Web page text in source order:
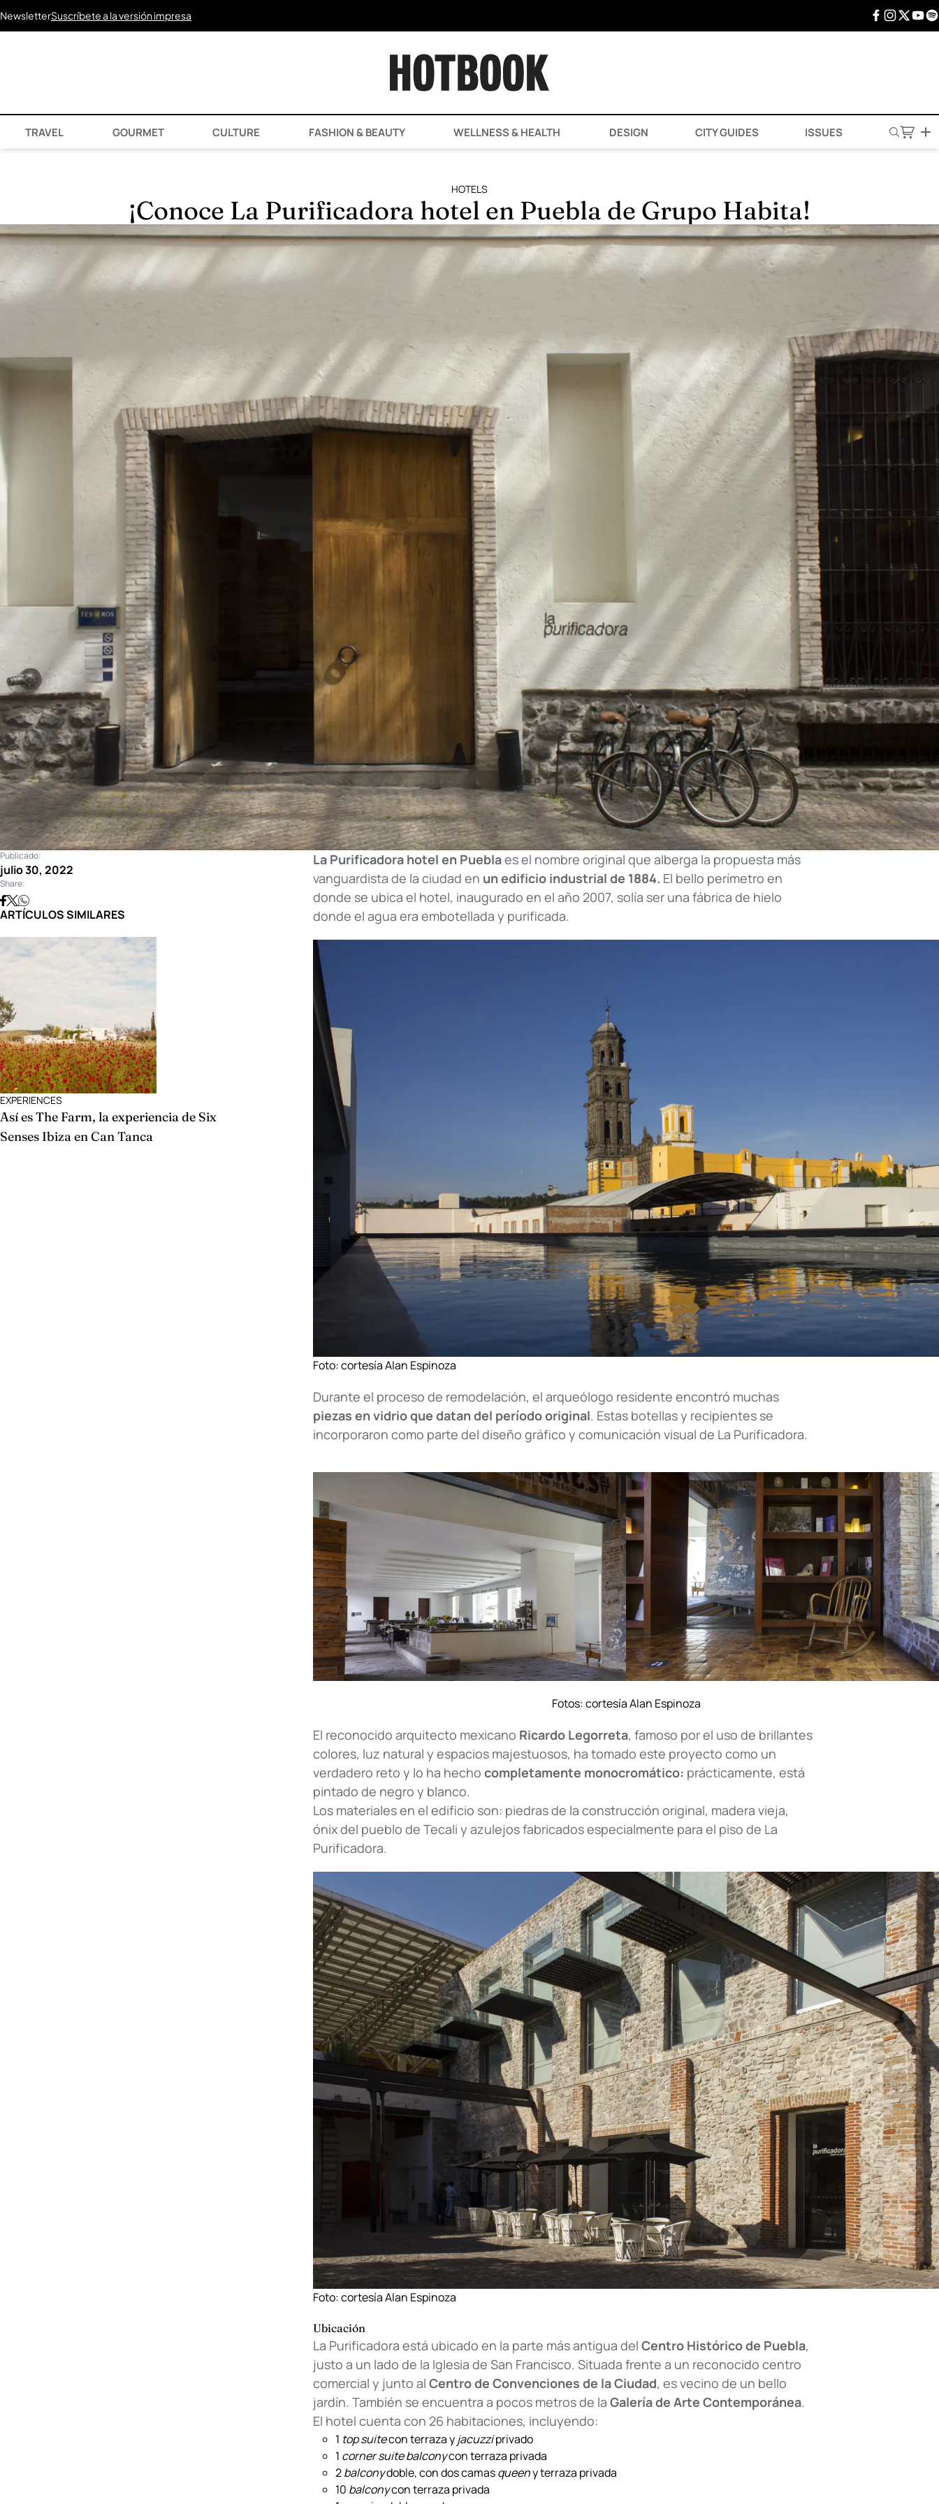
NewsletterSuscríbete a la versión impresa
TRAVEL GOURMET CULTURE FASHION & BEAUTY WELLNESS & HEALTH DESIGN CITY GUIDES ISSUES
HOTELS
¡Conoce La Purificadora hotel en Puebla de Grupo Habita!
La Purificadora hotel en Pueblaes el nombre original que alberga la propuesta más
vanguardista de la ciudad en un edificio industrial de 1884. El bello perímetro en
donde se ubica el hotel, inaugurado en el año 2007, solía ser una fábrica de hielo
donde el agua era embotellada y purificada.
Foto: cortesía Alan Espinoza
Durante el proceso de remodelación, el arqueólogo residente encontró muchas
piezas en vidrio que datan del período original. Estas botellas y recipientes se
incorporaron como parte del diseño gráfico y comunicación visual de La Purificadora.
Fotos: cortesía Alan Espinoza
El reconocido arquitecto mexicano Ricardo Legorreta, famoso por el uso de brillantes
colores, luz natural y espacios majestuosos, ha tomado este proyecto como un
verdadero reto y lo ha hecho completamente monocromático: prácticamente, está
pintado de negro y blanco.
Los materiales en el edificio son: piedras de la construcción original, madera vieja,
ónix del pueblo de Tecali y azulejos fabricados especialmente para el piso de La
Purificadora.
Foto: cortesía Alan Espinoza
Ubicación
La Purificadora está ubicado en la parte más antigua del Centro Histórico de Puebla,
justo a un lado de la Iglesia de San Francisco. Situada frente a un reconocido centro
comercial y junto al Centro de Convenciones de la Ciudad, es vecino de un bello
jardín. También se encuentra a pocos metros de la Galería de Arte Contemporánea.
El hotel cuenta con 26 habitaciones, incluyendo:
1 top suitecon terraza yjacuzziprivado
1 corner suite balconycon terraza privada
2balconydoble, con dos camasqueeny terraza privada
10 balconycon terraza privada
Publicado:
julio 30, 2022
Share:
ARTÍCULOS SIMILARES
EXPERIENCES
Así es The Farm, la experiencia de Six
Senses Ibiza en Can Tanca